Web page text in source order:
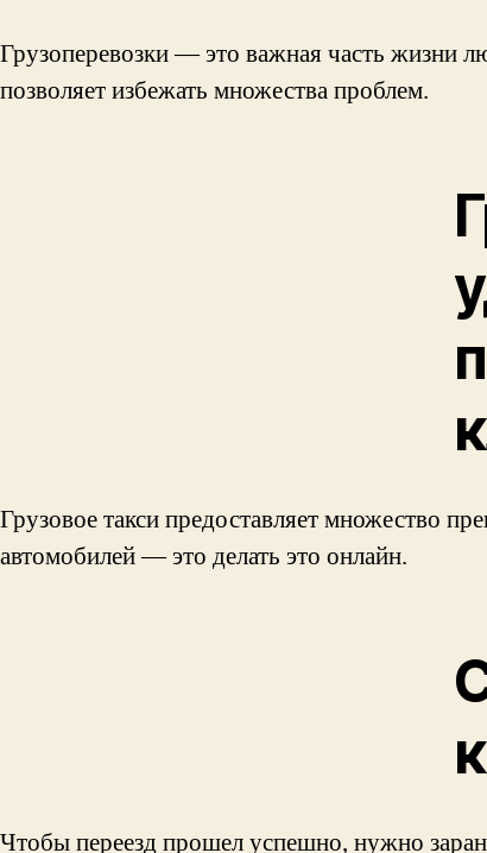
Грузоперевозки — это важная часть жизни
позволяет избежать множества проблем.
Грузовое такси предоставляет множество
автомобилей — это делать это онлайн.
Чтобы переезд прошел успешно, нужно